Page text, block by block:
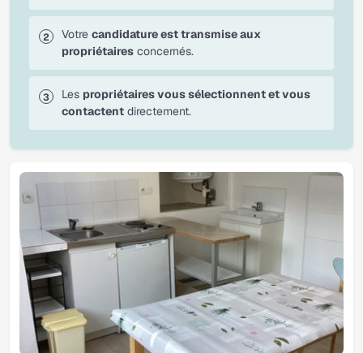
Votre candidature est transmise aux
propriétaires concernés.
Les propriétaires vous sélectionnent et vous
contactent directement.